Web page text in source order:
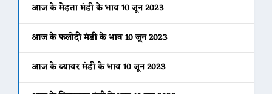
आज के मेड़ता मंडी के भाव 10 जून 2023
आज के फलोदी मंडी के भाव 10 जून 2023
आज के ब्यावर मंडी के भाव 10 जून 2023